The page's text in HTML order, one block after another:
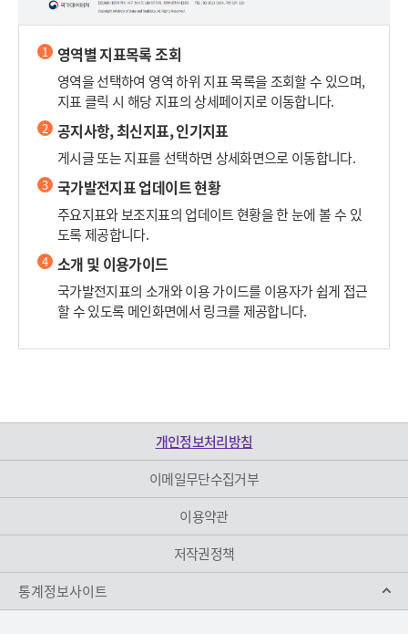
1 영역별 지표목록 조회
영역을 선택하여 영역 하위 지표 목록을 조회할 수 있으며,
지표 클릭 시 해당 지표의 상세페이지로 이동합니다.
2 공지사항, 최신지표, 인기지표
게시글 또는 지표를 선택하면 상세화면으로 이동합니다.
3 국가발전지표 업데이트 현황
주요지표와 보조지표의 업데이트 현황을 한 눈에 볼 수 있
도록 제공합니다.
4 소개 및 이용가이드
국가발전지표의 소개와 이용 가이드를 이용자가 쉽게 접근
할 수 있도록 메인화면에서 링크를 제공합니다.
개인정보처리방침
이메일무단수집거부
이용약관
저작권정책
통계정보사이트